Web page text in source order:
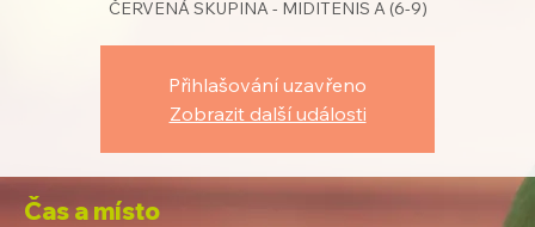
ČERVENÁ SKUPINA - MIDITENIS A (6-9)
Přihlašování uzavřeno
Zobrazit další události
Čas a místo